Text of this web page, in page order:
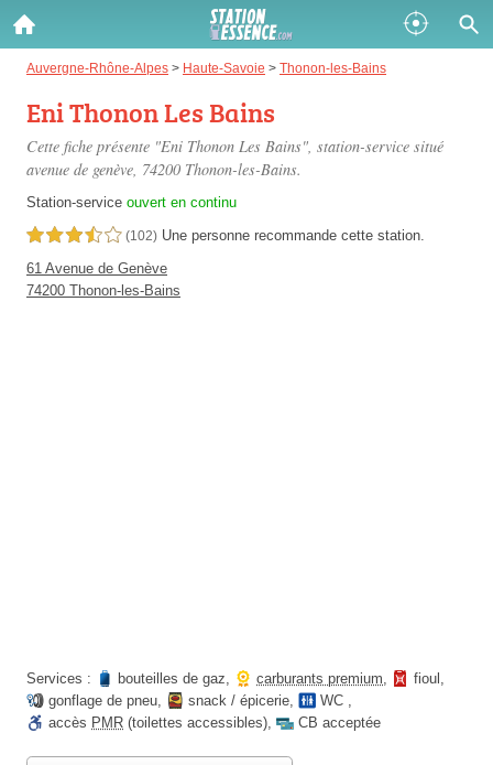
Auvergne-Rhône-Alpes > Haute-Savoie > Thonon-les-Bains
Eni Thonon Les Bains
Cette fiche présente "Eni Thonon Les Bains", station-service situé
avenue de genève, 74200 Thonon-les-Bains.
Station-service ouvert en continu
3,5 étoiles sur 5 (102) Une personne recommande cette station.
61 Avenue de Genève
74200 Thonon-les-Bains
Services : bouteilles de gaz, carburants premium, fioul ,
gonflage de pneu, snack / épicerie, WC ,
accès PMR (toilettes accessibles), CB acceptée
Gazole :
Disponible
SP 98 :
Disponible
SP 95 :
Disponible